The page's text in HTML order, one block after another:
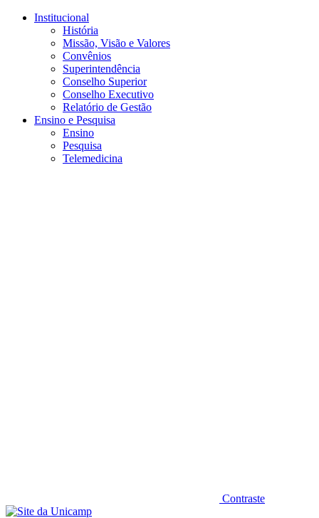
Conteúdo principal
Institucional
História
Missão, Visão e Valores
Convênios
Superintendência
Conselho Superior
Conselho Executivo
Relatório de Gestão
Ensino e Pesquisa
Ensino
Pesquisa
Telemedicina
Contraste